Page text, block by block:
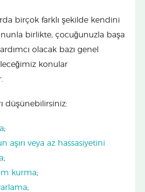
birçok farklı şekilde kendini
birlikte, çocuğunuzla başa
olacak bazı genel
konular
düşünebilirsiniz:
;
aşırı veya az hassasiyetini
;
kurma;
;